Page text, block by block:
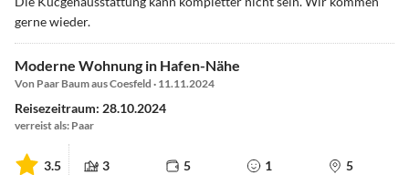
gerne wieder.
Moderne Wohnung in Hafen-Nähe
Von Paar Baum aus Coesfeld · 11.11.2024
Reisezeitraum: 28.10.2024
verreist als: Paar
3.5 3 5 1 5